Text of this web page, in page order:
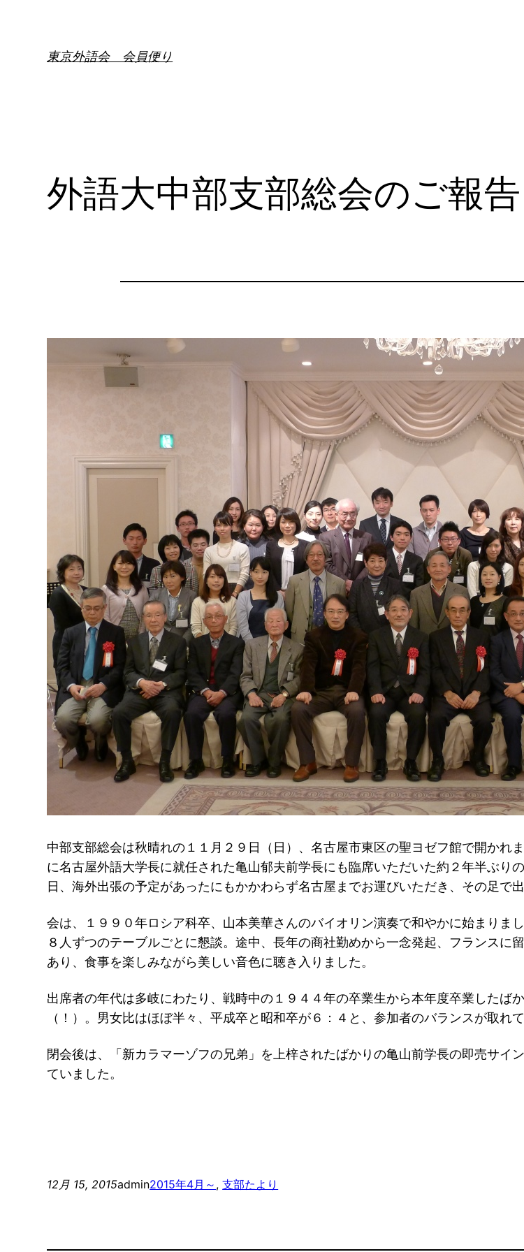
東京外語会 会員便り
外語大中部支部総会のご報告
中部支部総会は秋晴れの１１月２９日（日）、名古屋市東区の聖ヨゼフ館で開かれ
に名古屋外語大学長に就任された亀山郁夫前学長にも臨席いただいた約２年半ぶり
日、海外出張の予定があったにもかかわらず名古屋までお運びいただき、その足で
会は、１９９０年ロシア科卒、山本美華さんのバイオリン演奏で和やかに始まりま
８人ずつのテーブルごとに懇談。途中、長年の商社勤めから一念発起、フランス
あり、食事を楽しみながら美しい音色に聴き入りました。
出席者の年代は多岐にわたり、戦時中の１９４４年の卒業生から本年度卒業したば
（！）。男女比はほぼ半々、平成卒と昭和卒が６：４と、参加者のバランスが取れ
閉会後は、「新カラマーゾフの兄弟」を上梓されたばかりの亀山前学長の即売サ
ていました。
12月 15, 2015admin2015年4月～ , 支部たより